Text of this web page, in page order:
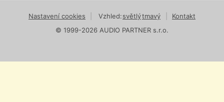
Nastavení cookies Vzhled:světlýtmavý
Kontakt
© 1999-2026 AUDIO PARTNER s.r.o.